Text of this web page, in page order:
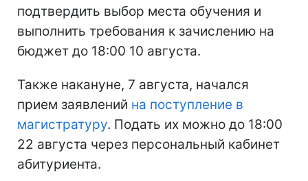
подтвердить выбор места обучения и
выполнить требования к зачислению на
бюджет до 18:00 10 августа.
Также накануне, 7 августа, начался
прием заявлений на поступление в
магистратуру. Подать их можно до 18:00
22 августа через персональный кабинет
абитуриента.